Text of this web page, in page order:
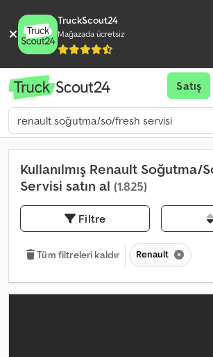
TruckScout24
Mağazada ücretsiz
Satış
Kullanılmış Renault Soğutma/
Servisi satın al (1.825)
Filtre
Tüm filtreleri kaldır Renault